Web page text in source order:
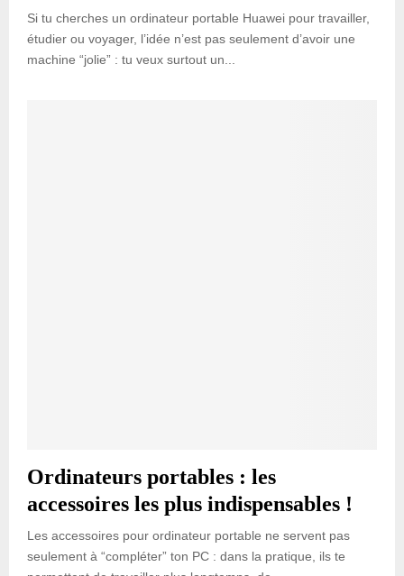
Si tu cherches un ordinateur portable Huawei pour travailler,
étudier ou voyager, l’idée n’est pas seulement d’avoir une
machine “jolie” : tu veux surtout un...
Ordinateurs portables : les
accessoires les plus indispensables !
Les accessoires pour ordinateur portable ne servent pas
seulement à “compléter” ton PC : dans la pratique, ils te